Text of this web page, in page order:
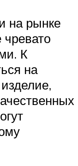
на рынке
К
на